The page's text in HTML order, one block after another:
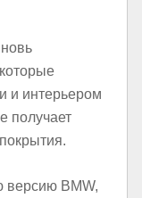
и интерьером
получает
версию BMW,